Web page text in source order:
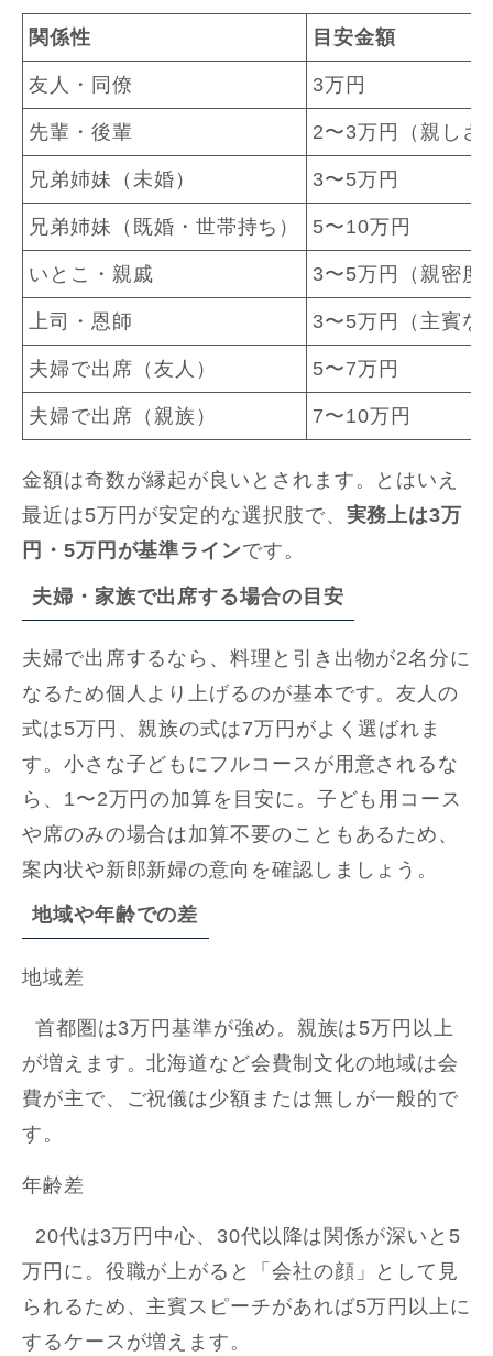
関係性 目安金額
友人・同僚 3万円
先輩・後輩 2〜3万円（親しさ
兄弟姉妹（未婚） 3〜5万円
兄弟姉妹（既婚・世帯持ち） 5〜10万円
いとこ・親戚 3〜5万円（親密度
上司・恩師 3〜5万円（主賓な
夫婦で出席（友人） 5〜7万円
夫婦で出席（親族） 7〜10万円
金額は奇数が縁起が良いとされます。とはいえ
最近は5万円が安定的な選択肢で、 実務上は3万
円・5万円が基準ラインです。
夫婦・家族で出席する場合の目安
夫婦で出席するなら、料理と引き出物が2名分に
なるため個人より上げるのが基本です。友人の
式は5万円、親族の式は7万円がよく選ばれま
す。小さな子どもにフルコースが用意されるな
ら、1〜2万円の加算を目安に。子ども用コース
や席のみの場合は加算不要のこともあるため、
案内状や新郎新婦の意向を確認しましょう。
地域や年齢での差
地域差
首都圏は3万円基準が強め。親族は5万円以上
が増えます。北海道など会費制文化の地域は会
費が主で、ご祝儀は少額または無しが一般的で
す。
年齢差
20代は3万円中心、30代以降は関係が深いと5
万円に。役職が上がると「会社の顔」として見
られるため、主賓スピーチがあれば5万円以上に
するケースが増えます。